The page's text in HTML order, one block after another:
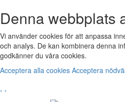
Denna webbplats
Vi använder cookies för att anpassa
och analys. De kan kombinera denna
godkänner du våra cookies.
Acceptera alla cookies Acceptera
‹ ›